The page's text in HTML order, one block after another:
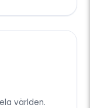
världen.